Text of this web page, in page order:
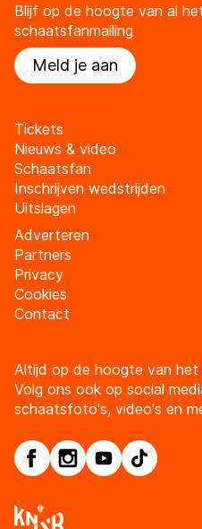
Blijf op de hoogte van al
schaatsfanmailing
Meld je aan
Tickets
Nieuws & video
Schaatsfan
Inschrijven wedstrijden
Uitslagen
Adverteren
Partners
Privacy
Cookies
Contact
Altijd op de hoogte van
Volg ons ook op social
schaatsfoto's, video's en